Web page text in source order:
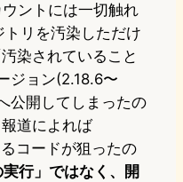
ントには一切触れ
リを汚染しただけ
染されていること
ジョン(2.18.6〜
公開してしまったの
道によれば
コードが狙ったの
行」ではなく、開